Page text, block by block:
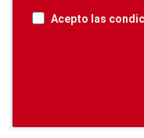
Acepto las